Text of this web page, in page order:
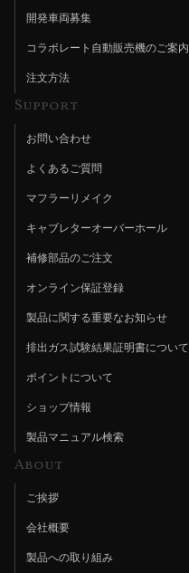
開発車両募集
コラボレート自動販売機のご案内
注文方法
Support
お問い合わせ
よくあるご質問
マフラーリメイク
キャブレターオーバーホール
補修部品のご注文
オンライン保証登録
製品に関する重要なお知らせ
排出ガス試験結果証明書について
ポイントについて
ショップ情報
製品マニュアル検索
About
ご挨拶
会社概要
製品への取り組み